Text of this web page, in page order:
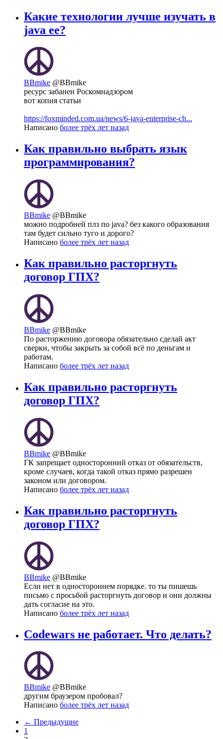
Какие технологии лучше изучать в
java ee?
BBmike @BBmike
ресурс забанен Роскомнадзором
вот копия статьи
https://foxminded.com.ua/news/6-java-enterprise-ch...
Написано более трёх лет назад
Как правильно выбрать язык
программирования?
BBmike @BBmike
можно подробней плз по java? без какого образования
там будет сильно туго и дорого?
Написано более трёх лет назад
Как правильно расторгнуть
договор ГПХ?
BBmike @BBmike
По расторжению договора обязательно сделай акт
сверки, чтобы закрыть за собой всё по деньгам и
работам.
Написано более трёх лет назад
Как правильно расторгнуть
договор ГПХ?
BBmike @BBmike
ГК запрещает односторонний отказ от обязательств,
кроме случаев, когда такой отказ прямо разрешен
законом или договором.
Написано более трёх лет назад
Как правильно расторгнуть
договор ГПХ?
BBmike @BBmike
Если нет в одностороннем порядке. то ты пишешь
письмо с просьбой расторгнуть договор и они должны
дать согласие на это.
Написано более трёх лет назад
Codewars не работает. Что делать?
BBmike @BBmike
другим браузером пробовал?
Написано более трёх лет назад
← Предыдущие
1